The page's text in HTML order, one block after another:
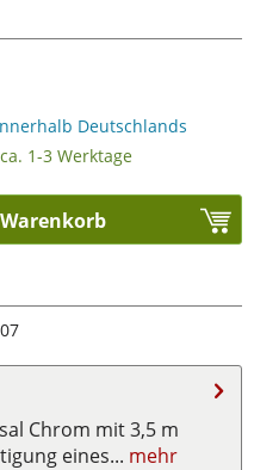
Deutschlands
1-3 Werktage
Chrom mit 3,5 m
eines... mehr